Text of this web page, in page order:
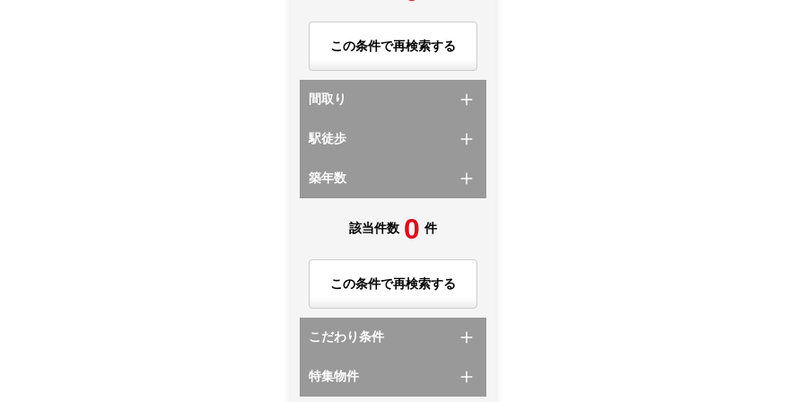
この条件で再検索する
間取り
駅徒歩
築年数
該当件数 0 件
この条件で再検索する
こだわり条件
特集物件